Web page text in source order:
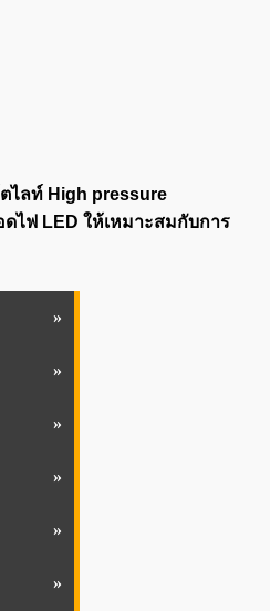
ไลท์ High pressure
ไฟ LED ให้เหมาะสมกับการ